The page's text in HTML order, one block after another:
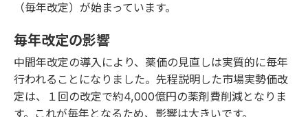
（毎年改定）が始まっています。
毎年改定の影響
中間年改定の導入により、薬価の見直しは実質的に毎年
行われることになりました。先程説明した市場実勢価改
定は、１回の改定で約4,000億円の薬剤費削減となりま
す。これが毎年となるため、影響は大きいです。